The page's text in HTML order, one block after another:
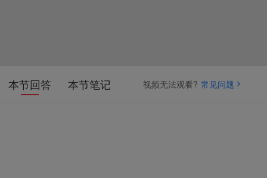
本节回答 本节笔记 视频无法观看? 常见问题